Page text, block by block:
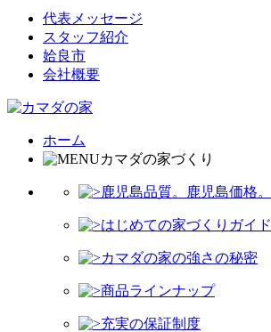
代表メッセージ
スタッフ紹介
姶良市
会社概要
ホーム
カマダの家づくり
鹿児島品質。鹿児島価格。
はじめての家づくりガイド
カマダの家の強さの秘密
商品ラインナップ
充実の保証制度